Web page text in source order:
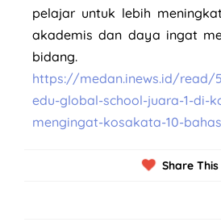
pelajar untuk lebih
akademis dan daya ingat
bidang.
https://medan.inews.id/read/
edu-global-school-juara-1-di-
mengingat-kosakata-10-
Share This